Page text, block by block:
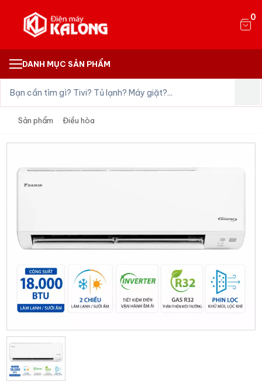
0
DANH MỤC SẢN PHẨM
Sản phẩm Điều hòa